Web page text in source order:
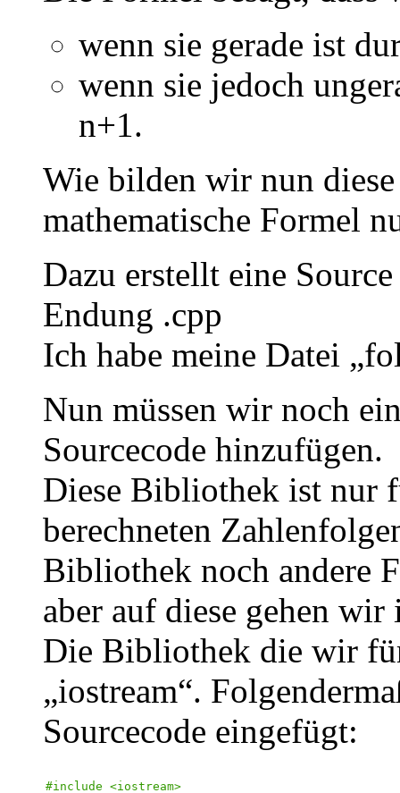
wenn sie gerade ist
wenn sie jedoch
n+1.
Wie bilden wir nun
mathematische Formel
Dazu erstellt eine
Endung .cpp
Ich habe meine Datei
Nun müssen wir noch
Sourcecode hinzufügen.
Diese Bibliothek ist nur
berechneten
Bibliothek noch andere
aber auf diese gehen
Die Bibliothek die wir
„iostream“.
Sourcecode eingefügt:
#include <iostream>